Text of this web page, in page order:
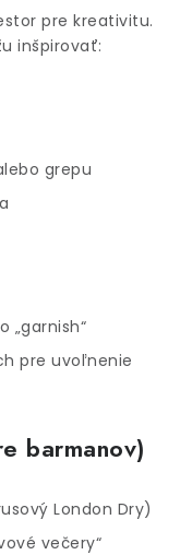
pre kreativitu.
inšpirovať:
grepu
„garnish“
pre uvoľnenie
barmanov)
London Dry)
večery“